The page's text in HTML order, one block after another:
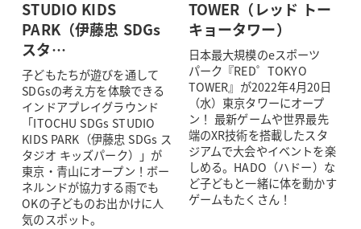
STUDIO KIDS
PARK（伊藤忠 SDGs
スタ…
子どもたちが遊びを通して
SDGsの考え方を体験できる
インドアプレイグラウンド
「ITOCHU SDGs STUDIO
KIDS PARK（伊藤忠 SDGs ス
タジオ キッズパーク）」が
東京・青山にオープン！ボー
ネルンドが協力する雨でも
OKの子どものお出かけに人
気のスポット。
TOWER（レッド トー
キョータワー）
日本最大規模のeスポーツ
パーク『RED゜TOKYO
TOWER』が2022年4月20日
（水）東京タワーにオープ
ン！ 最新ゲームや世界最先
端のXR技術を搭載したスタ
ジアムで大会やイベントを楽
しめる。HADO（ハドー）な
ど子どもと一緒に体を動かす
ゲームもたくさん！